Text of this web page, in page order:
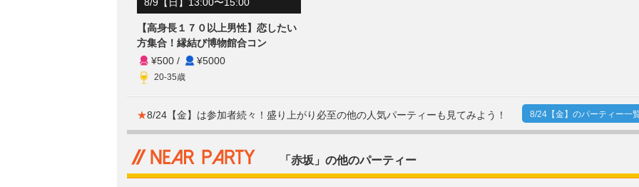
8/9【日】13:00〜15:00
【高身長１７０以上男性】恋したい
方集合！縁結び博物館合コン
¥500 / ¥5000
20-35歳
★8/24【金】は参加者続々！盛り上がり必至の他の人気パーティーも見てみよう！ 8/24【金】のパーティー一
「赤坂」の他のパーティー